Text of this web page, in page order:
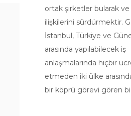
ortak şirketler bularak ve
ilişkilerini sürdürmektir.
İstanbul, Türkiye ve
arasında yapılabilecek iş
anlaşmalarında hiçbir
etmeden iki ülke
bir köprü görevi gören